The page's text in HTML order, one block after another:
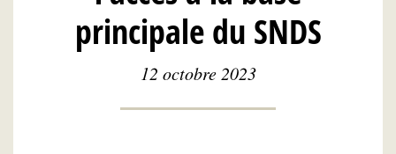
principale du SNDS
12 octobre 2023